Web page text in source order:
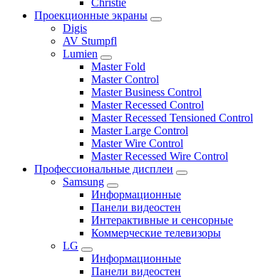
Проекционные экраны
Digis
AV Stumpfl
Lumien
Master Fold
Master Control
Master Business Control
Master Recessed Control
Master Recessed Tensioned Control
Master Large Control
Master Wire Control
Master Recessed Wire Control
Профессиональные дисплеи
Samsung
Информационные
Панели видеостен
Интерактивные и сенсорные
Коммерческие телевизоры
LG
Информационные
Панели видеостен